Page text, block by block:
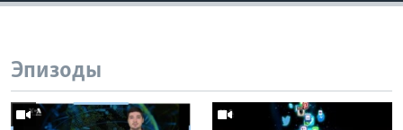
Эпизоды